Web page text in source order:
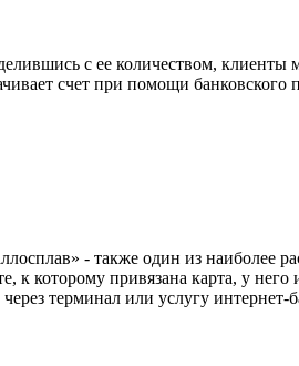
с ее количеством, клиенты
счет при помощи
- также один из наиболее
к которому привязана карта, у
терминал или услугу интернет-